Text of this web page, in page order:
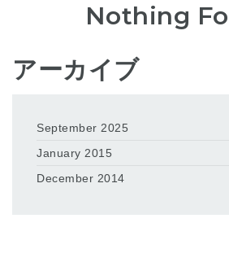
Nothing
アーカイブ
September 2025
January 2015
December 2014